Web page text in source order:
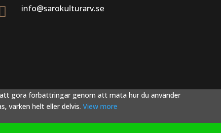
info@sarokulturarv.se
att göra förbättringar genom att mäta hur du använder
varken helt eller delvis. View more